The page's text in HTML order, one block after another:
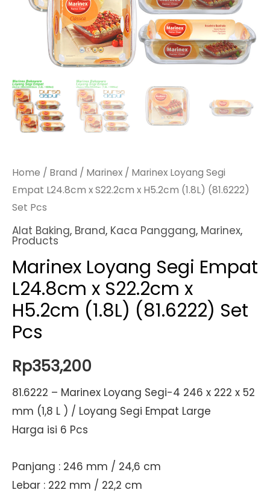
Home / Brand / Marinex / Marinex Loyang Segi
Empat L24.8cm x S22.2cm x H5.2cm (1.8L) (81.6222)
Set Pcs
Alat Baking, Brand, Kaca Panggang, Marinex,
Products
Marinex Loyang Segi Empat
L24.8cm x S22.2cm x
H5.2cm (1.8L) (81.6222) Set
Pcs
Rp353,200
81.6222 – Marinex Loyang Segi-4 246 x 222 x 52
mm (1,8 L ) / Loyang Segi Empat Large
Harga isi 6 Pcs
Panjang : 246 mm / 24,6 cm
Lebar : 222 mm / 22,2 cm